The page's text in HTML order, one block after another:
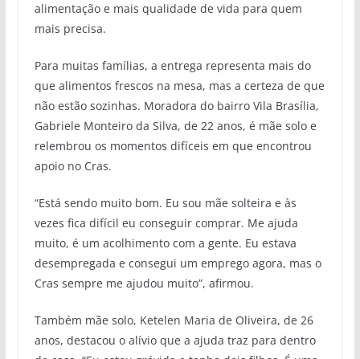
alimentação e mais qualidade de vida para quem
mais precisa.
Para muitas famílias, a entrega representa mais do
que alimentos frescos na mesa, mas a certeza de que
não estão sozinhas. Moradora do bairro Vila Brasília,
Gabriele Monteiro da Silva, de 22 anos, é mãe solo e
relembrou os momentos difíceis em que encontrou
apoio no Cras.
“Está sendo muito bom. Eu sou mãe solteira e às
vezes fica difícil eu conseguir comprar. Me ajuda
muito, é um acolhimento com a gente. Eu estava
desempregada e consegui um emprego agora, mas o
Cras sempre me ajudou muito”, afirmou.
Também mãe solo, Ketelen Maria de Oliveira, de 26
anos, destacou o alívio que a ajuda traz para dentro